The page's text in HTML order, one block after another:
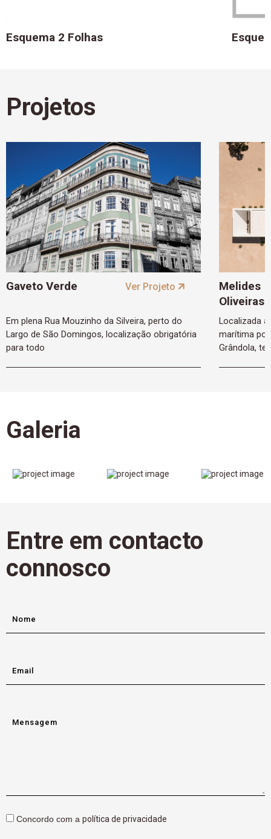
Esquema 2 Folhas
Projetos
Gaveto Verde Ver Projeto
Em plena Rua Mouzinho da Silveira, perto do
Largo de São Domingos, localização obrigatória
para todo
Melides |
Oliveiras
Localizada
marítima
Grândola,
Galeria
Entre em contacto
connosco
Nome
Email
Mensagem
Concordo com a política de privacidade